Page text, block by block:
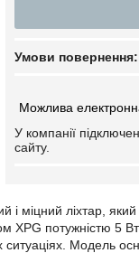
У компанії
сайту.
і міцний ліхтар,
потужністю 5
Модель